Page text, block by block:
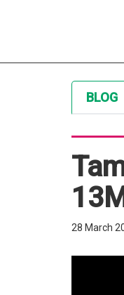
BLOG
28 March